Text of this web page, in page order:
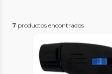
7 productos encontrados